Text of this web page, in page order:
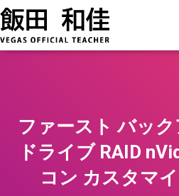
ファースト バッ
ドライブ RAID
コン カスタマ